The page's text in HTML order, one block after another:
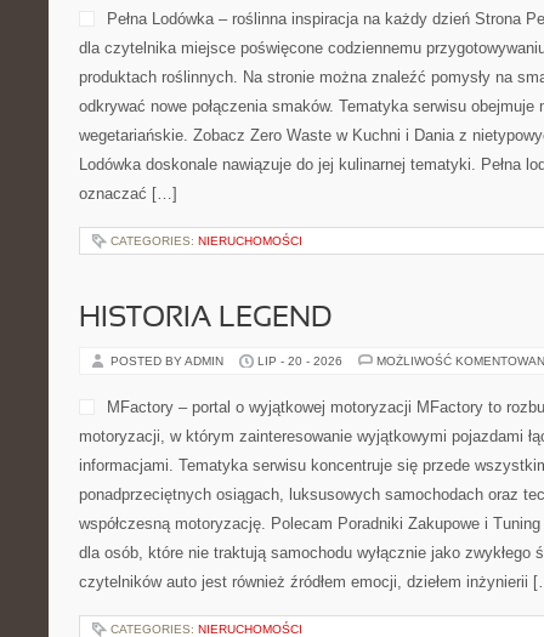
Pełna Lodówka – roślinna inspiracja na każdy dzień Strona
dla czytelnika miejsce poświęcone codziennemu
produktach roślinnych. Na stronie można znaleźć pomysły na
odkrywać nowe połączenia smaków. Tematyka serwisu obejmuje
wegetariańskie. Zobacz Zero Waste w Kuchni i Dania z
Lodówka doskonale nawiązuje do jej kulinarnej tematyki. Pełna
oznaczać […]
CATEGORIES: NIERUCHOMOŚCI
HISTORIA LEGEND
POSTED BY ADMIN LIP - 20 - 2026 MOŻLIWOŚĆ
MFactory – portal o wyjątkowej motoryzacji MFactory to
motoryzacji, w którym zainteresowanie wyjątkowymi pojazdami
informacjami. Tematyka serwisu koncentruje się przede
ponadprzeciętnych osiągach, luksusowych samochodach oraz
współczesną motoryzację. Polecam Poradniki Zakupowe i
dla osób, które nie traktują samochodu wyłącznie jako zwykłego
czytelników auto jest również źródłem emocji, dziełem inżynierii
CATEGORIES: NIERUCHOMOŚCI